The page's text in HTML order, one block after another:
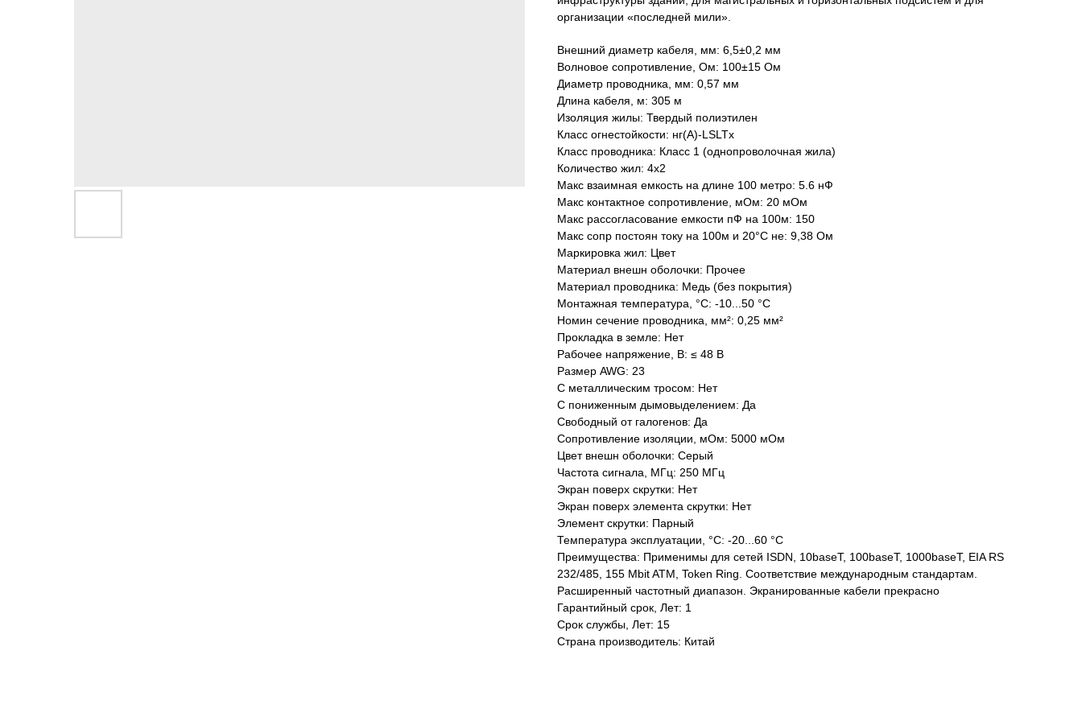
организации «последней мили».
Внешний диаметр кабеля, мм: 6,5±0,2 мм
Волновое сопротивление, Ом: 100±15 Ом
Диаметр проводника, мм: 0,57 мм
Длина кабеля, м: 305 м
Изоляция жилы: Твердый полиэтилен
Класс огнестойкости: нг(А)-LSLTx
Класс проводника: Класс 1 (однопроволочная жила)
Количество жил: 4x2
Макс взаимная емкость на длине 100 метро: 5.6 нФ
Макс контактное сопротивление, мОм: 20 мОм
Макс рассогласование емкости пФ на 100м: 150
Макс сопр постоян току на 100м и 20°С не: 9,38 Ом
Маркировка жил: Цвет
Материал внешн оболочки: Прочее
Материал проводника: Медь (без покрытия)
Монтажная температура, °C: -10...50 °C
Номин сечение проводника, мм²: 0,25 мм²
Прокладка в земле: Нет
Рабочее напряжение, В: ≤ 48 В
Размер AWG: 23
С металлическим тросом: Нет
С пониженным дымовыделением: Да
Свободный от галогенов: Да
Сопротивление изоляции, мОм: 5000 мОм
Цвет внешн оболочки: Серый
Частота сигнала, МГц: 250 МГц
Экран поверх скрутки: Нет
Экран поверх элемента скрутки: Нет
Элемент скрутки: Парный
Температура эксплуатации, °C: -20...60 °C
Преимущества: Применимы для сетей ISDN, 10baseT, 100baseT, 1000baseT, EIA RS
232/485, 155 Mbit ATM, Token Ring. Соответствие международным стандартам.
Расширенный частотный диапазон. Экранированные кабели прекрасно
Гарантийный срок, Лет: 1
Срок службы, Лет: 15
Страна производитель: Китай